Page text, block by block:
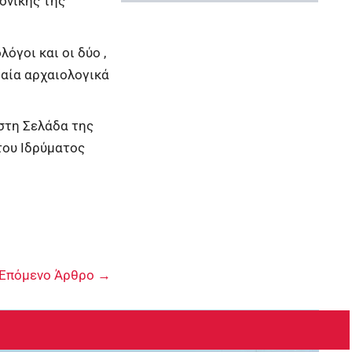
και οι δύο ,
αρχαιολογικά
Σελάδα της
Ιδρύματος
Επόμενο Άρθρο →